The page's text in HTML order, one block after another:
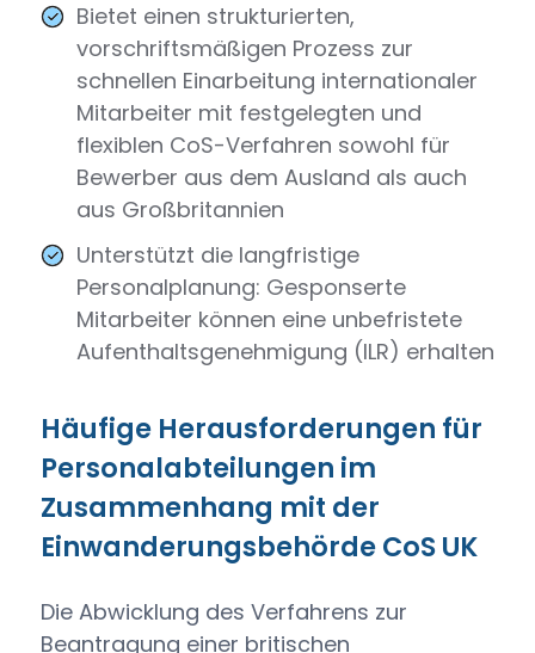
Bietet einen strukturierten,
vorschriftsmäßigen Prozess zur
schnellen Einarbeitung internationaler
Mitarbeiter mit festgelegten und
flexiblen CoS-Verfahren sowohl für
Bewerber aus dem Ausland als auch
aus Großbritannien
Unterstützt die langfristige
Personalplanung: Gesponserte
Mitarbeiter können eine unbefristete
Aufenthaltsgenehmigung (ILR) erhalten
Häufige Herausforderungen für
Personalabteilungen im
Zusammenhang mit der
Einwanderungsbehörde CoS UK
Die Abwicklung des Verfahrens zur
Beantragung einer britischen